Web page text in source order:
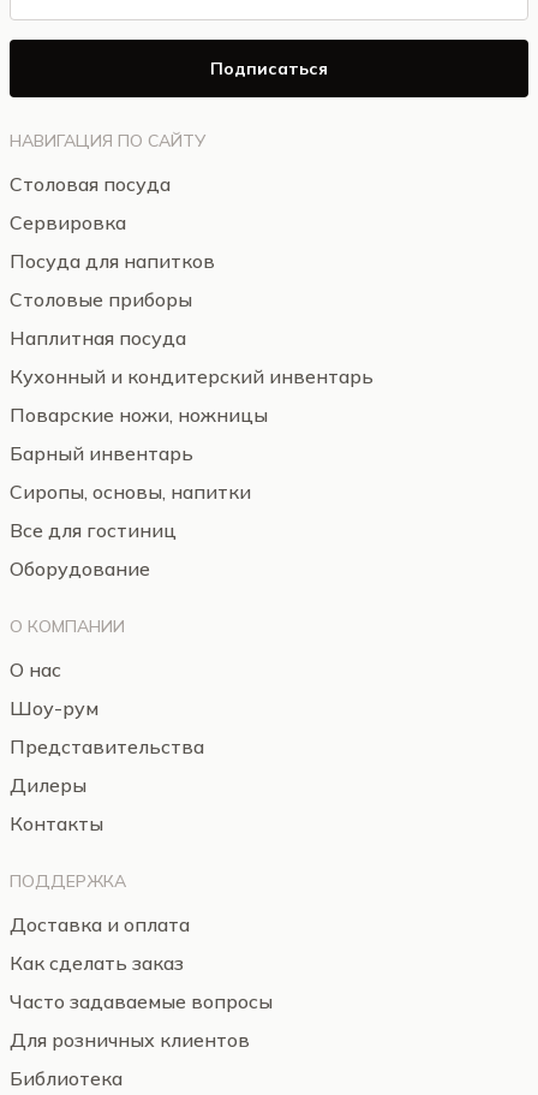
НАВИГАЦИЯ ПО САЙТУ
Столовая посуда
Сервировка
Посуда для напитков
Столовые приборы
Наплитная посуда
Кухонный и кондитерский инвентарь
Поварские ножи, ножницы
Барный инвентарь
Сиропы, основы, напитки
Все для гостиниц
Оборудование
О КОМПАНИИ
О нас
Шоу-рум
Представительства
Дилеры
Контакты
ПОДДЕРЖКА
Доставка и оплата
Как сделать заказ
Часто задаваемые вопросы
Для розничных клиентов
Библиотека
Подписаться